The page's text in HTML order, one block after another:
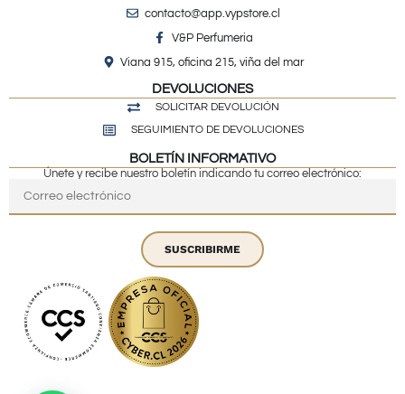
contacto@app.vypstore.cl
V&P Perfumeria
Viana 915, oficina 215, viña del mar
DEVOLUCIONES
SOLICITAR DEVOLUCIÓN
SEGUIMIENTO DE DEVOLUCIONES
BOLETÍN INFORMATIVO
Únete y recibe nuestro boletín indicando tu correo electrónico:
SUSCRIBIRME